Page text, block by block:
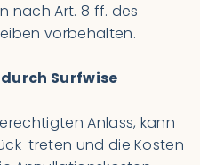
nach Art. 8 ff. des
vorbehalten.
Surfwise
Anlass, kann
treten und die Kosten